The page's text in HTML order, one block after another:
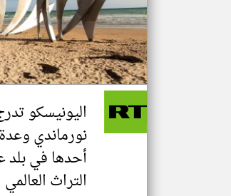
اليونيسكو
نورماندي
أحدها في بلد
التراث العالمي